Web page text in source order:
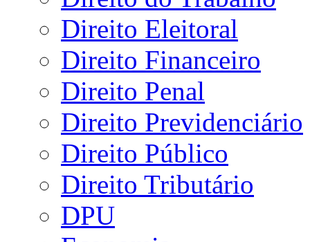
Direito Eleitoral
Direito Financeiro
Direito Penal
Direito Previdenciário
Direito Público
Direito Tributário
DPU